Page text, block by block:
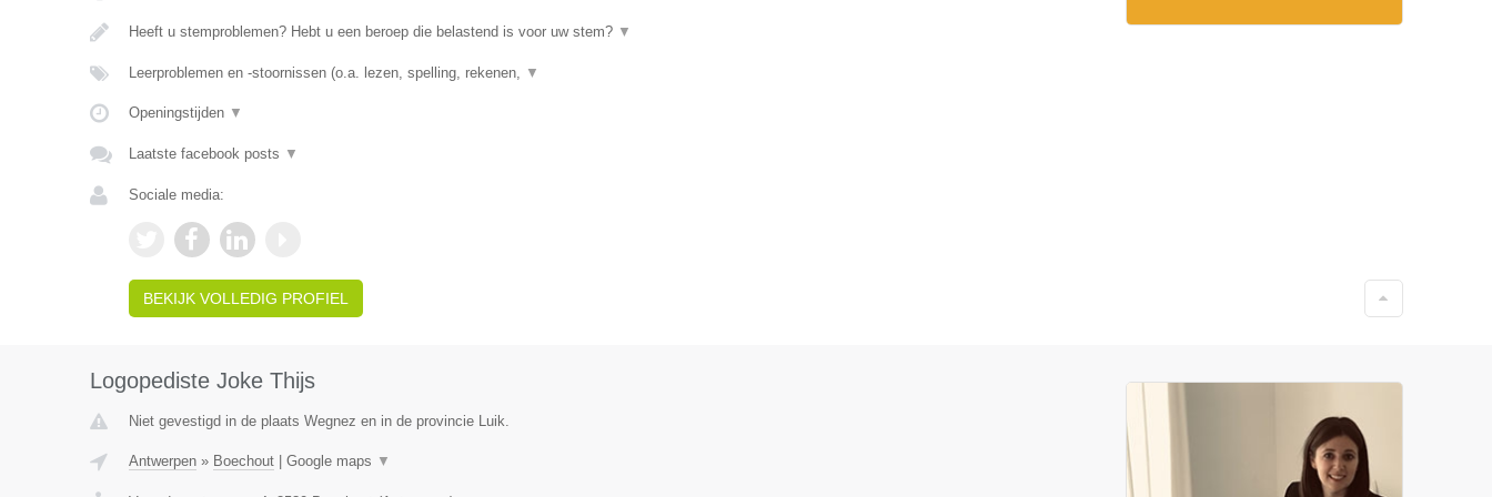
Heeft u stemproblemen? Hebt u een beroep die belastend is voor uw stem? ▼
Leerproblemen en -stoornissen (o.a. lezen, spelling, rekenen, ▼
Openingstijden ▼
Laatste facebook posts ▼
Sociale media:
BEKIJK VOLLEDIG PROFIEL
Logopediste Joke Thijs
Niet gevestigd in de plaats Wegnez en in de provincie Luik.
Antwerpen» Boechout| Google maps ▼